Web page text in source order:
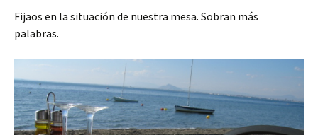
Fijaos en la situación de nuestra mesa. Sobran más
palabras.